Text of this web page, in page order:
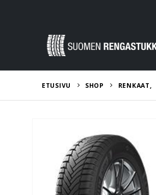
ETUSIVU SHOP RENKAAT,